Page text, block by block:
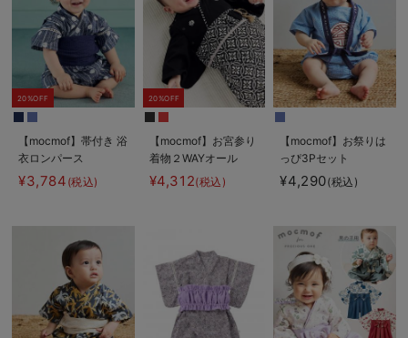
20%OFF
【mocmof】帯付き 浴
衣ロンパース
¥3,784 (税込)
20%OFF
【mocmof】お宮参り
着物２WAYオール
¥4,312(税込)
【mocmof】お祭りは
っぴ3Pセット
¥4,290(税込)